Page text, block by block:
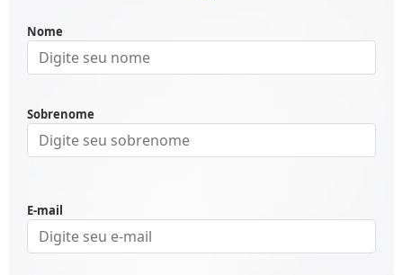
Nome
Sobrenome
E-mail